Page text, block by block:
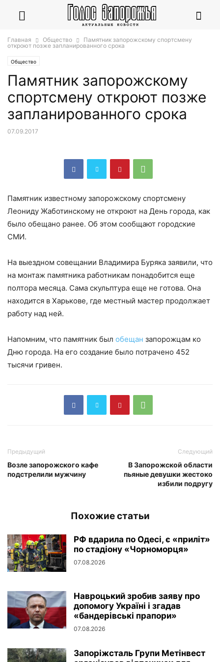
Главная Общество
Памятник запорожскому спортсмену
откроют позже запланированного срока
Общество
Памятник запорожскому
спортсмену откроют позже
запланированного срока
07.09.2017
Памятник известному запорожскому спортсмену
Леониду Жаботинскому не откроют на День города, как
было обещано ранее. Об этом сообщают городские
СМИ.
На выездном совещании Владимира Буряка заявили, что
на монтаж памятника работникам понадобится еще
полтора месяца. Сама скульптура еще не готова. Она
находится в Харькове, где местный мастер продолжает
работу над ней.
Напомним, что памятник был обещан запорожцам ко
Дню города. На его создание было потрачено 452
тысячи гривен.
Предыдущий
Возле запорожского кафе
подстрелили мужчину
Следующий
В Запорожской области
пьяные девушки жестоко
избили подругу
Похожие статьи
РФ вдарила по Одесі, є «приліт»
по стадіону «Чорноморця»
07.08.2026
Навроцький зробив заяву про
допомогу Україні і згадав
«бандерівські прапори»
07.08.2026
Запоріжсталь Групи Метінвест